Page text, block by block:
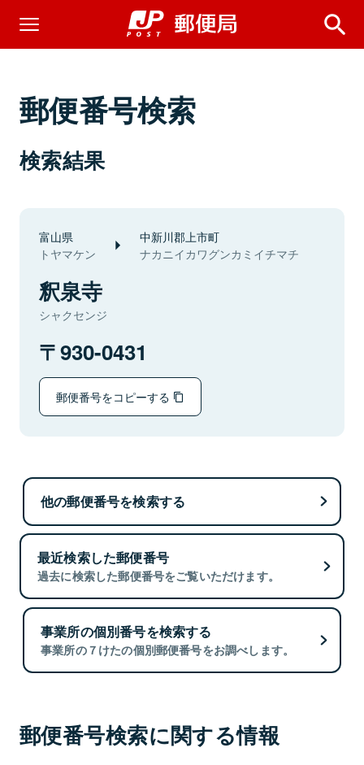
郵便番号検索
検索結果
富山県
トヤマケン
中新川郡上市町
ナカニイカワグンカミイチマチ
釈泉寺
シャクセンジ
930-0431
郵便番号をコピーする
他の郵便番号を検索する
最近検索した郵便番号
過去に検索した郵便番号をご覧いただけます。
事業所の個別番号を検索する
事業所の７けたの個別郵便番号をお調べします。
郵便番号検索に関する情報